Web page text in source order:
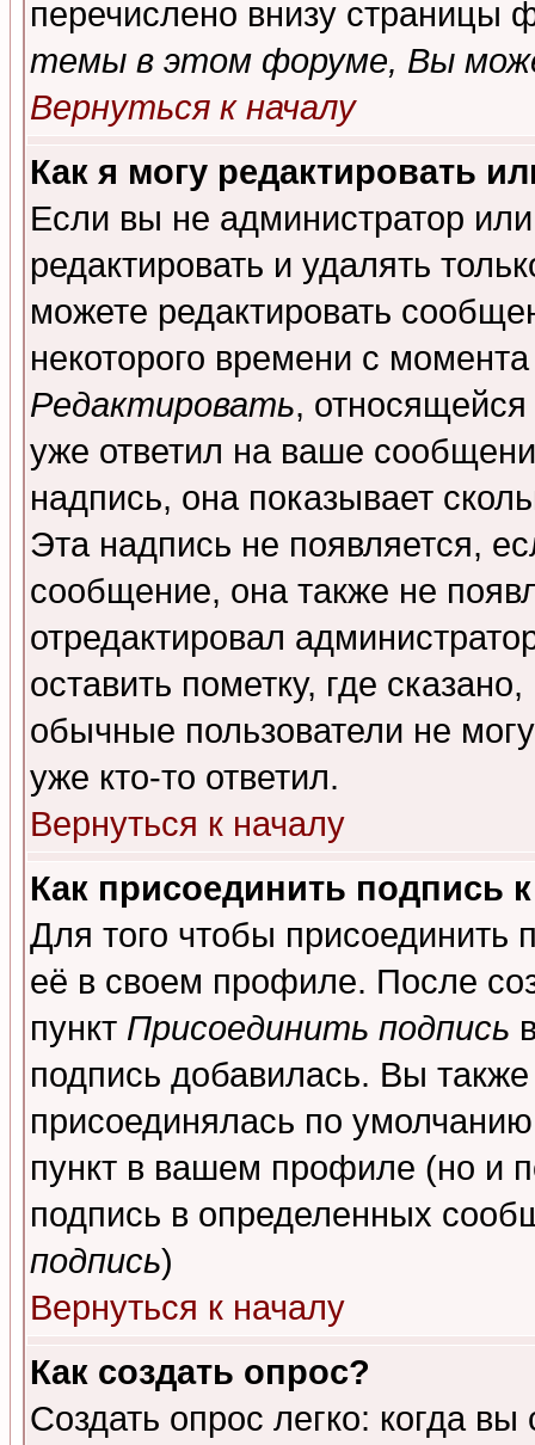
перечислено внизу страницы
темы в этом форуме, Вы
Вернуться к началу
Как я могу редактировать
Если вы не администратор
редактировать и удалять
можете редактировать
некоторого времени с
Редактировать,
уже ответил на ваше
надпись, она показывает
Эта надпись не появляется,
сообщение, она также не
отредактировал
оставить пометку, где
обычные пользователи не
уже кто-то ответил.
Вернуться к началу
Как присоединить подпись
Для того чтобы присоединить
её в своем профиле. После
пункт Присоединить подпись
подпись добавилась. Вы
присоединялась по
пункт в вашем профиле (но и
подпись в определенных
подпись)
Вернуться к началу
Как создать опрос?
Создать опрос легко: когда